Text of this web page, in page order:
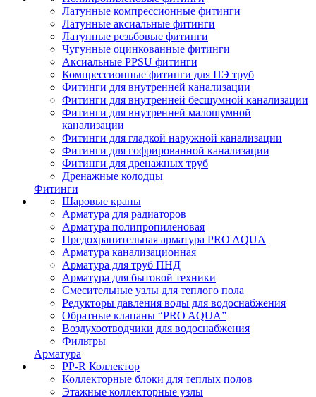
Латунные компрессионные фитинги
Латунные аксиальные фитинги
Латунные резьбовые фитинги
Чугунные оцинкованные фитинги
Аксиальные PPSU фитинги
Компрессионные фитинги для ПЭ труб
Фитинги для внутренней канализации
Фитинги для внутренней бесшумной канализации
Фитинги для внутренней малошумной
канализации
Фитинги для гладкой наружной канализации
Фитинги для гофрированной канализации
Фитинги для дренажных труб
Дренажные колодцы
Фитинги
Шаровые краны
Арматура для радиаторов
Арматура полипропиленовая
Предохранительная арматура PRO AQUA
Арматура канализационная
Арматура для труб ПНД
Арматура для бытовой техники
Смесительные узлы для теплого пола
Редукторы давления воды для водоснабжения
Обратные клапаны “PRO AQUA”
Воздухоотводчики для водоснабжения
Фильтры
Арматура
PP-R Коллектор
Коллекторные блоки для теплых полов
Этажные коллекторные узлы